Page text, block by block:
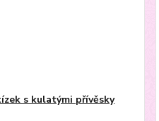
s kulatými přívěsky